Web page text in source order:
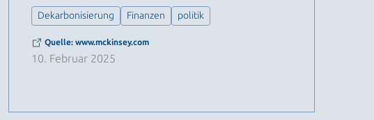
Dekarbonisierung Finanzen politik
Quelle: www.mckinsey.com
10. Februar 2025